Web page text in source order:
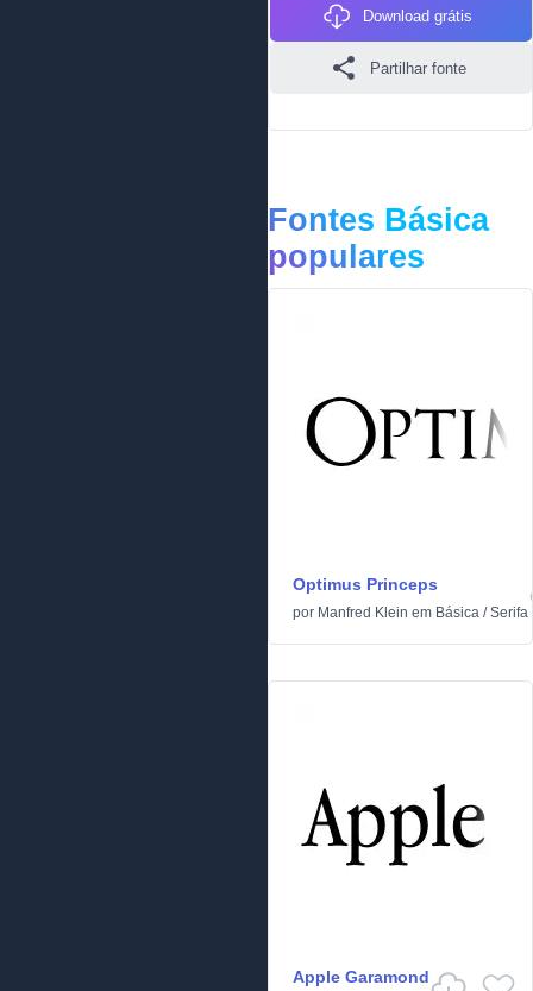
Download grátis
Partilhar fonte
Fontes Básica
populares
Optimus Princeps
por Manfred Klein em Básica /Serifa
Apple Garamond